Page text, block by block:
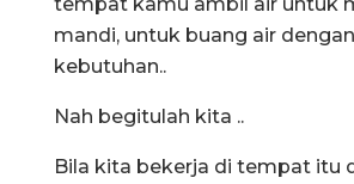
mandi, untuk buang air
kebutuhan..
Nah begitulah kita ..
Bila kita bekerja di tempat itu